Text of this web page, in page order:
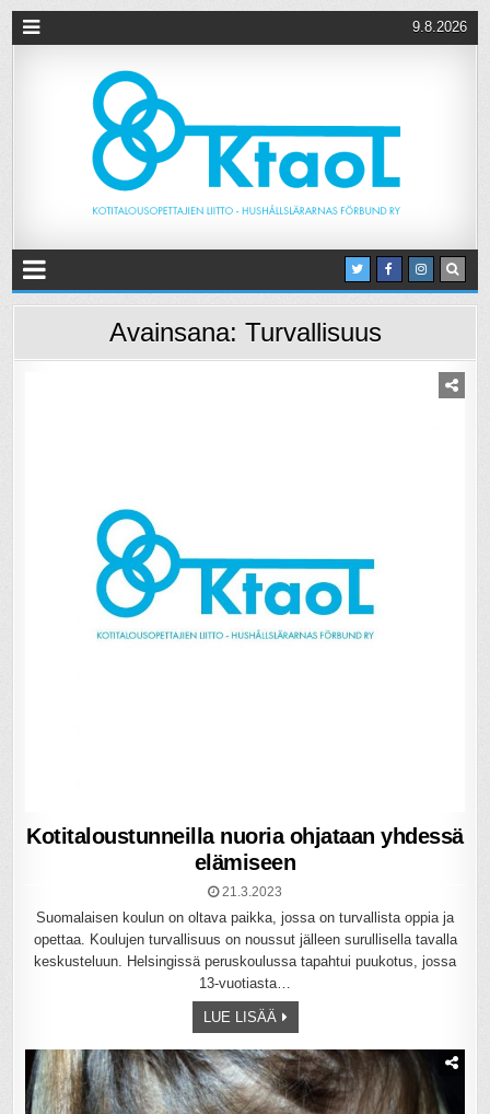
9.8.2026
Avainsana: Turvallisuus
Kotitaloustunneilla nuoria ohjataan yhdessä
elämiseen
21.3.2023
Suomalaisen koulun on oltava paikka, jossa on turvallista oppia ja
opettaa. Koulujen turvallisuus on noussut jälleen surullisella tavalla
keskusteluun. Helsingissä peruskoulussa tapahtui puukotus, jossa
13-vuotiasta…
LUE LISÄÄ